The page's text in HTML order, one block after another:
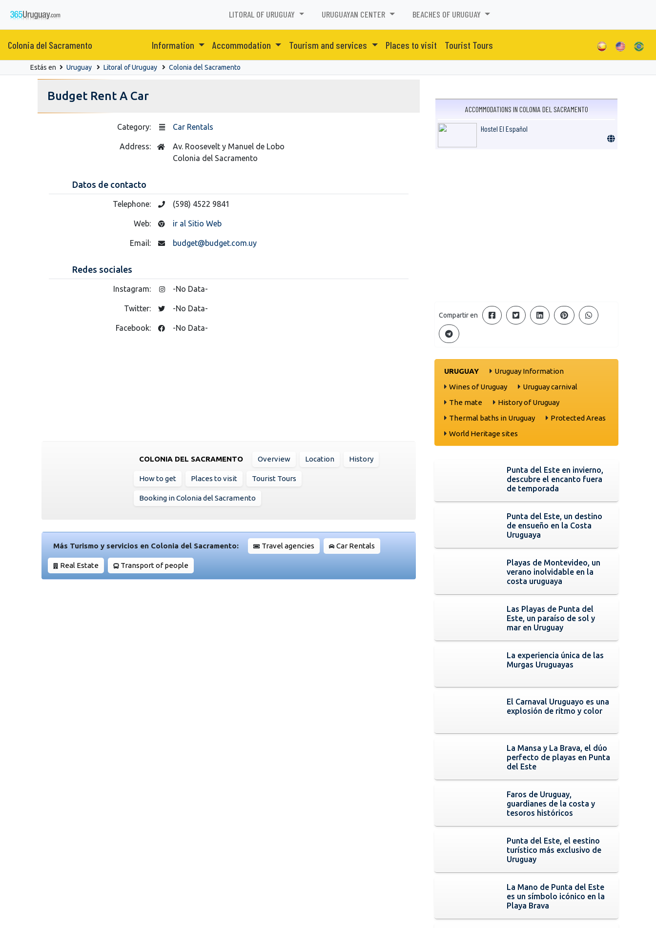
LITORAL OF URUGUAY URUGUAYAN CENTER BEACHES OF URUGUAY
Colonia del Sacramento Information Accommodation Tourism and services Places to visit Tourist Tours
Estás en Uruguay Litoral of Uruguay Colonia del Sacramento
Budget Rent A Car
Category: Car Rentals
Address:
Av. Roosevelt y Manuel de Lobo
Colonia del Sacramento
Datos de contacto
Telephone: (598) 4522 9841
Web: ir al Sitio Web
Email: budget@budget.com.uy
Redes sociales
Instagram: -No Data-
Twitter: -No Data-
Facebook: -No Data-
COLONIA DEL SACRAMENTO Overview Location History
How to get Places to visit Tourist Tours
Booking in Colonia del Sacramento
Más Turismo y servicios en Colonia del Sacramento: Travel agencies Car Rentals
Real Estate Transport of people
ACCOMMODATIONS IN COLONIA DEL SACRAMENTO
Hostel El Español
Compartir en
URUGUAY
Uruguay Information
Wines of Uruguay
Uruguay carnival
The mate
History of Uruguay
Thermal baths in Uruguay
Protected Areas
World Heritage sites
Punta del Este en invierno,
descubre el encanto fuera
de temporada
Punta del Este, un destino
de ensueño en la Costa
Uruguaya
Playas de Montevideo, un
verano inolvidable en la
costa uruguaya
Las Playas de Punta del
Este, un paraíso de sol y
mar en Uruguay
La experiencia única de las
Murgas Uruguayas
El Carnaval Uruguayo es una
explosión de ritmo y color
La Mansa y La Brava, el dúo
perfecto de playas en Punta
del Este
Faros de Uruguay,
guardianes de la costa y
tesoros históricos
Punta del Este, el eestino
turístico más exclusivo de
Uruguay
La Mano de Punta del Este
es un símbolo icónico en la
Playa Brava